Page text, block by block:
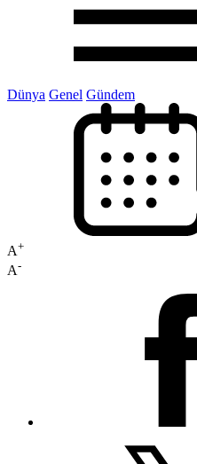
Dünya Genel Gündem
A+
A-